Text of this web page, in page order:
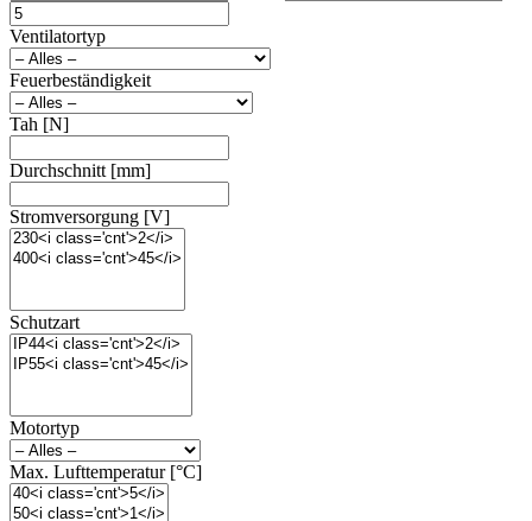
Ventilatortyp
Feuerbeständigkeit
Tah [N]
Durchschnitt [mm]
Stromversorgung [V]
Schutzart
Motortyp
Max. Lufttemperatur [°C]